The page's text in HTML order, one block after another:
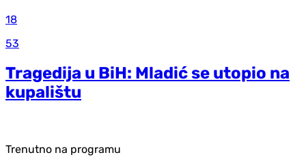
18
53
Tragedija u BiH: Mladić se utopio na
kupalištu
Trenutno na programu